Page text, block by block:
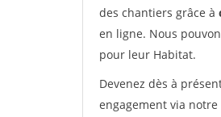
des chantiers grâce à
en ligne. Nous
pour leur Habitat.
Devenez dès à
engagement via